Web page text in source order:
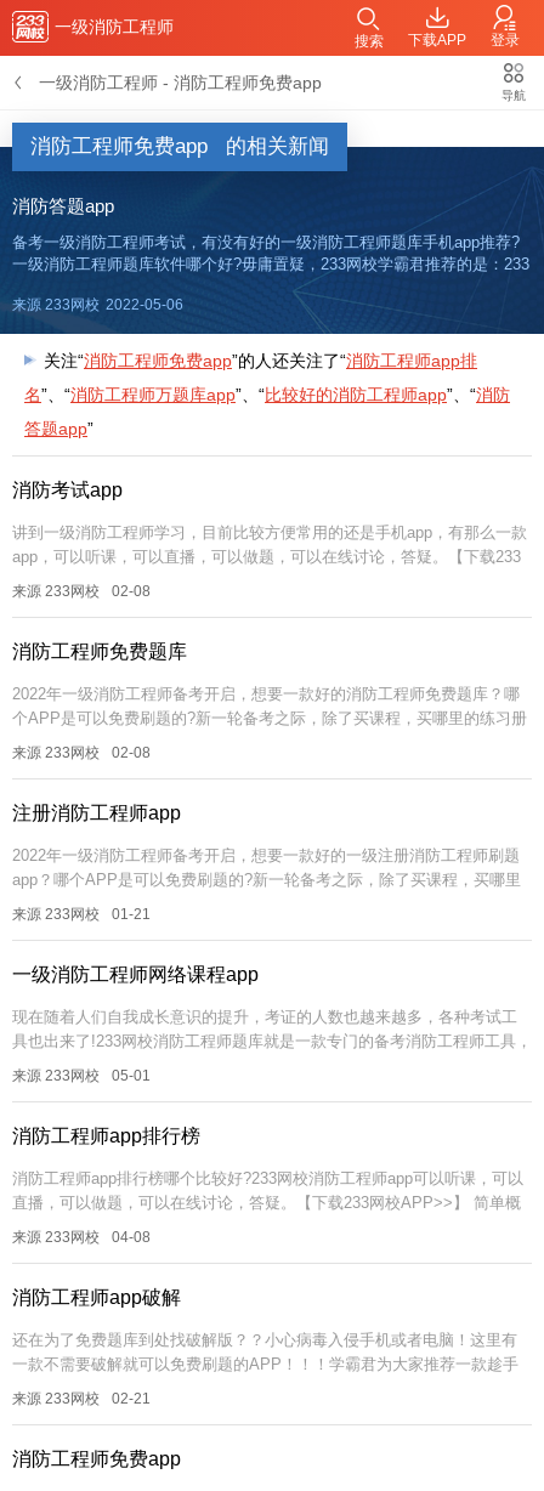
一级消防工程师
下载APP 登录
搜索
一级消防工程师 - 消防工程师免费app
导航
消防工程师免费app 的相关新闻
消防答题app
备考一级消防工程师考试，有没有好的一级消防工程师题库手机app推荐?
一级消防工程师题库软件哪个好?毋庸置疑，233网校学霸君推荐的是：233
网校APP!这款app可以听课，看直播，做题，还可以在线讨论，答疑。大
家可以在自己的手机应用应用市场，搜索“233网校”
来源 233网校 2022-05-06
关注“消防工程师免费app”的人还关注了“消防工程师app排
名”、“消防工程师万题库app”、“比较好的消防工程师app”、“消防
答题app”
消防考试app
讲到一级消防工程师学习，目前比较方便常用的还是手机app，有那么一款
app，可以听课，可以直播，可以做题，可以在线讨论，答疑。【下载233
网校APP>>】 简单概括为以下几点：一、干货。干...
来源 233网校 02-08
消防工程师免费题库
2022年一级消防工程师备考开启，想要一款好的消防工程师免费题库？哪
个APP是可以免费刷题的?新一轮备考之际，除了买课程，买哪里的练习册
做题呀?备考一级消防工程师考试，学霸君为大家推荐一款趁手的一级消...
来源 233网校 02-08
注册消防工程师app
2022年一级消防工程师备考开启，想要一款好的一级注册消防工程师刷题
app？哪个APP是可以免费刷题的?新一轮备考之际，除了买课程，买哪里
的练习册做题呀?备考一级消防工程师考试，学霸君为大家推荐一款趁...
来源 233网校 01-21
一级消防工程师网络课程app
现在随着人们自我成长意识的提升，考证的人数也越来越多，各种考试工
具也出来了!233网校消防工程师题库就是一款专门的备考消防工程师工具，
其收集了历年考试真题，供大家练习，还有模拟考试之类的，是一款不错
来源 233网校 05-01
消防工程师app排行榜
消防工程师app排行榜哪个比较好?233网校消防工程师app可以听课，可以
直播，可以做题，可以在线讨论，答疑。【下载233网校APP>>】 简单概
括为以下几点：一、干货。干货笔记(分入门级...
来源 233网校 04-08
消防工程师app破解
还在为了免费题库到处找破解版？？小心病毒入侵手机或者电脑！这里有
一款不需要破解就可以免费刷题的APP！！！学霸君为大家推荐一款趁手
的一级消防工程师刷题APP!如上图，备考一级消防工程师考试，你只需下
来源 233网校 02-21
消防工程师免费app